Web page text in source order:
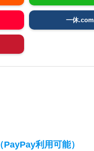
一休.com
PayPay利用可能）